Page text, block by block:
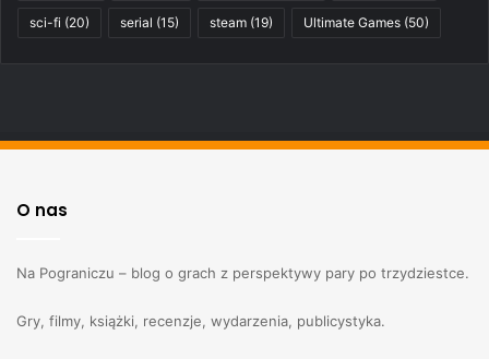
sci-fi (20) serial (15) steam (19) Ultimate Games (50)
O nas
Na Pograniczu – blog o grach z perspektywy pary po trzydziestce.
Gry, filmy, książki, recenzje, wydarzenia, publicystyka.